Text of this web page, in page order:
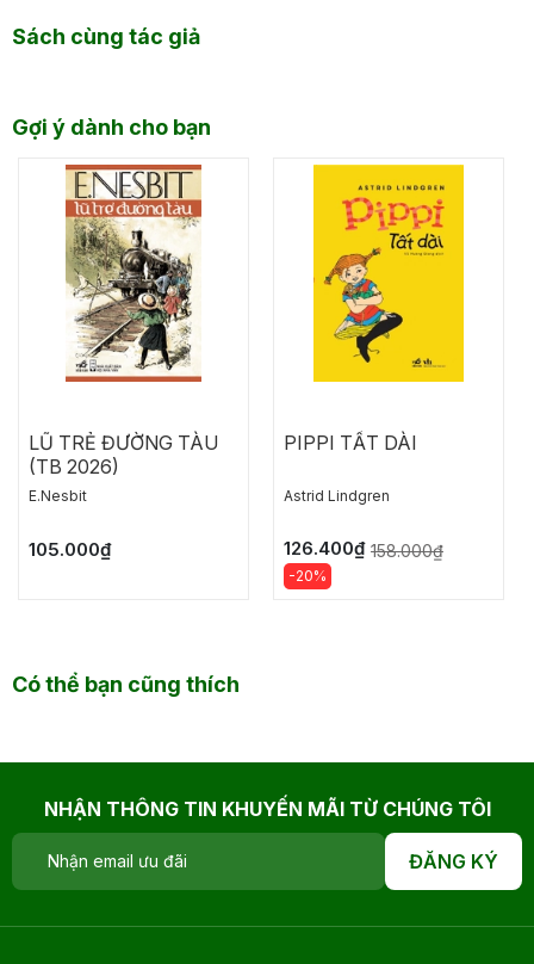
Sách cùng tác giả
Gợi ý dành cho bạn
LŨ TRẺ ĐƯỜNG TÀU
(TB 2026)
E.Nesbit
105.000₫
PIPPI TẤT DÀI
Astrid Lindgren
126.400₫ 158.000₫
-20%
Có thể bạn cũng thích
NHẬN THÔNG TIN KHUYẾN MÃI TỪ CHÚNG TÔI
ĐĂNG KÝ